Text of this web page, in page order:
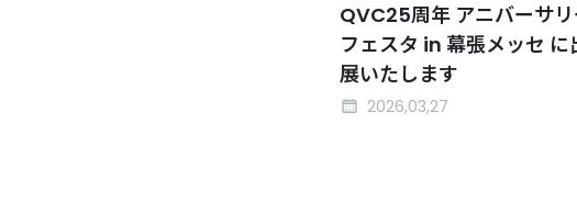
QVC25周年 アニバーサ
フェスタ in 幕張メッセ に
展いたします
2026,03,27